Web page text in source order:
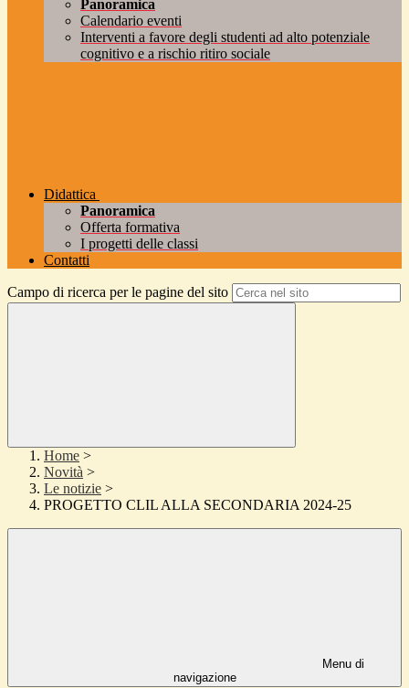
Panoramica
Calendario eventi
Interventi a favore degli studenti ad alto potenziale
cognitivo e a rischio ritiro sociale
Didattica
Panoramica
Offerta formativa
I progetti delle classi
Contatti
Campo di ricerca per le pagine del sito
Home >
Novità >
Le notizie >
PROGETTO CLIL ALLA SECONDARIA 2024-25
Menu di
navigazione